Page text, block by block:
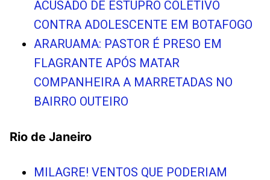
ACUSADO DE ESTUPRO COLETIVO
CONTRA ADOLESCENTE EM BOTAFOGO
ARARUAMA: PASTOR É PRESO EM
FLAGRANTE APÓS MATAR
COMPANHEIRA A MARRETADAS NO
BAIRRO OUTEIRO
Rio de Janeiro
MILAGRE! VENTOS QUE PODERIAM